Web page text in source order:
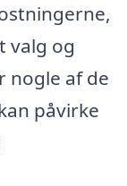
valg og
nogle af de
påvirke